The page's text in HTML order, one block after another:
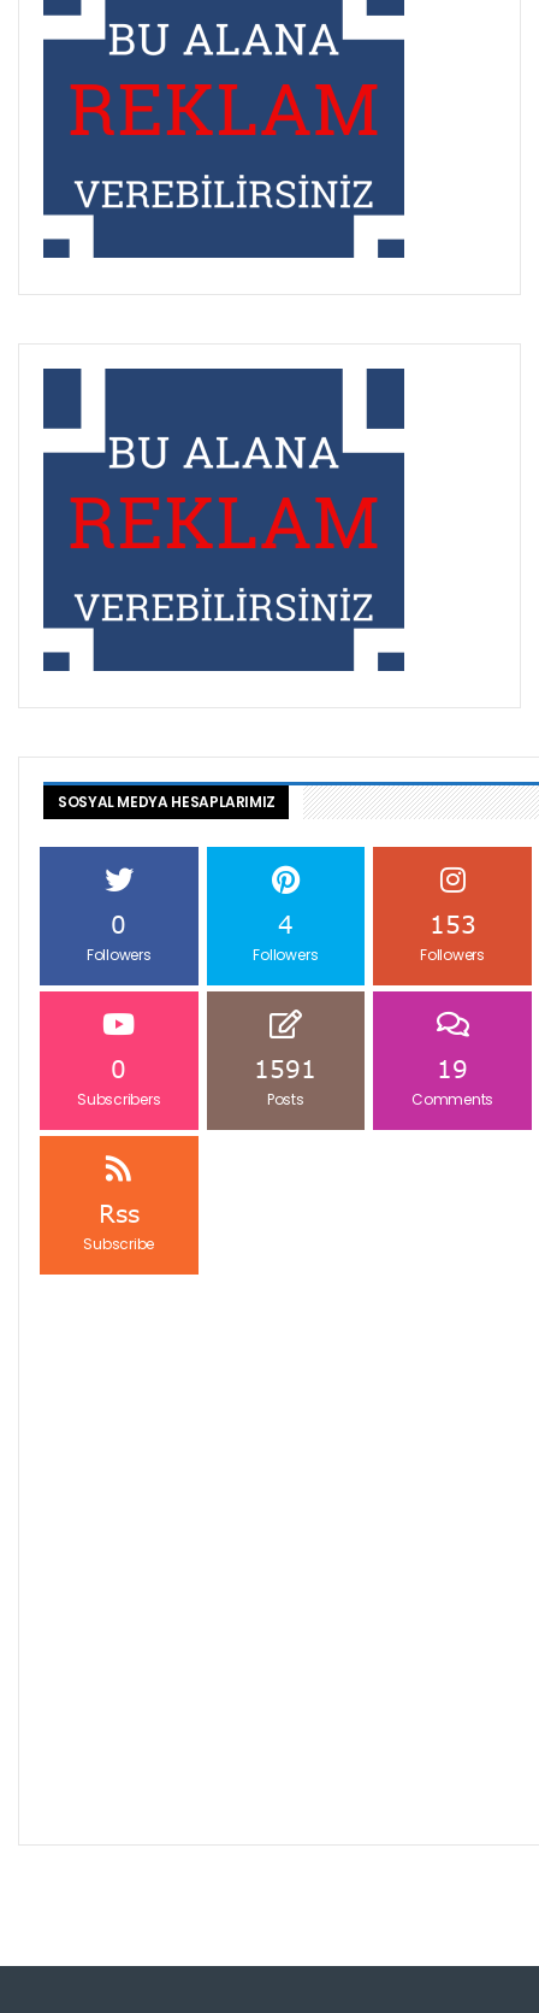
SOSYAL MEDYA HESAPLARIMIZ
0
Followers
4
Followers
153
Followers
0
Subscribers
1591
Posts
19
Comments
Rss
Subscribe